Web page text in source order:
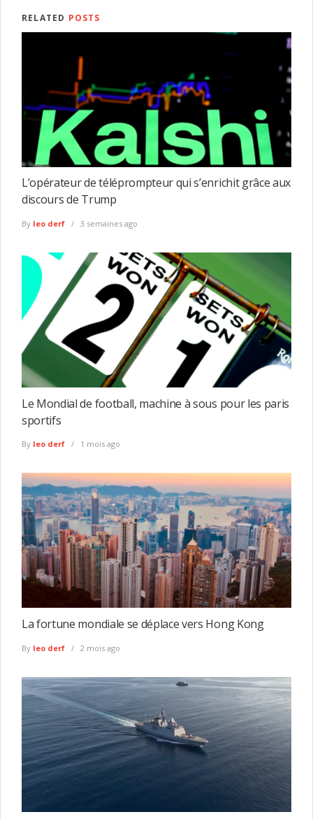
RELATED POSTS
L’opérateur de téléprompteur qui s’enrichit grâce aux
discours de Trump
By leo derf 3 semaines ago
Le Mondial de football, machine à sous pour les paris
sportifs
By leo derf 1 mois ago
La fortune mondiale se déplace vers Hong Kong
By leo derf 2 mois ago